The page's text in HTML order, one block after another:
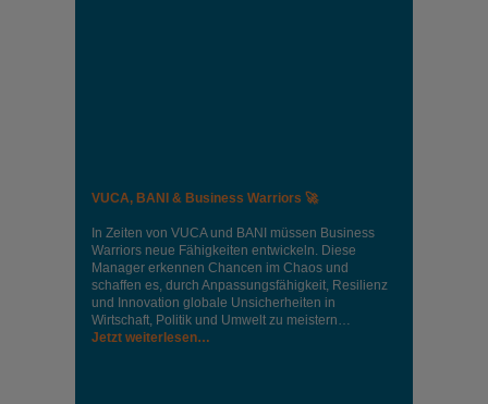
VUCA, BANI & Business Warriors 🚀
In Zeiten von VUCA und BANI müssen Business
Warriors neue Fähigkeiten entwickeln. Diese
Manager erkennen Chancen im Chaos und
schaffen es, durch Anpassungsfähigkeit, Resilienz
und Innovation globale Unsicherheiten in
Wirtschaft, Politik und Umwelt zu meistern…
Jetzt weiterlesen…